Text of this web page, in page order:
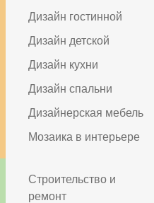
Дизайн гостинной
Дизайн детской
Дизайн кухни
Дизайн спальни
Дизайнерская мебель
Мозаика в интерьере
Строительство и
ремонт